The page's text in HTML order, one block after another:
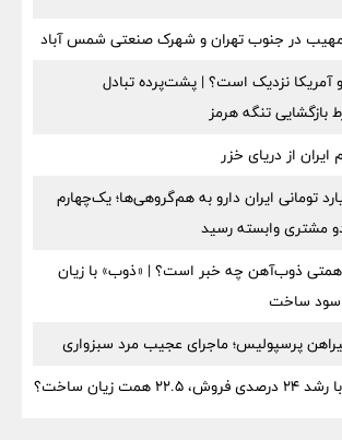
مهیب در جنوب تهران و شهرک صنعتی شمس آباد
و آمریکا نزدیک است؟ | پشت‌پرده تبادل
تنگه هرمز
از دریای خزر
میلیارد تومانی ایران دارو به هم‌گروهی‌ها؛ یک‌چهارم
مشتری وابسته رسید
پشت سود ۲.۴ همتی ذوب‌آهن چه خبر است؟ | «ذوب» با زیان
پرسپولیس؛ ماجرای عجیب مرد سبزواری
زیان ساخت؟